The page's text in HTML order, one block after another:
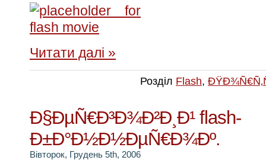
Читати далі »
Розділ Flash,
Ð§ÐµÑ€Ð³Ð¾Ð²Ð¸Ð¹ flash-
Ð±Ð°Ð½Ð½ÐµÑ€Ð¾Ðº.
Вівторок, Грудень 5th, 2006